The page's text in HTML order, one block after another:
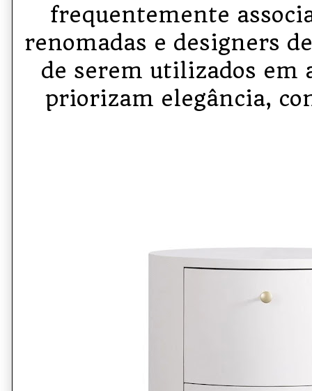
frequentemente
renomadas e designers
de serem utilizados em
priorizam elegância,